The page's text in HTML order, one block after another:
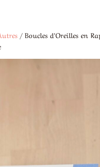
/ Boucles d’Oreilles en